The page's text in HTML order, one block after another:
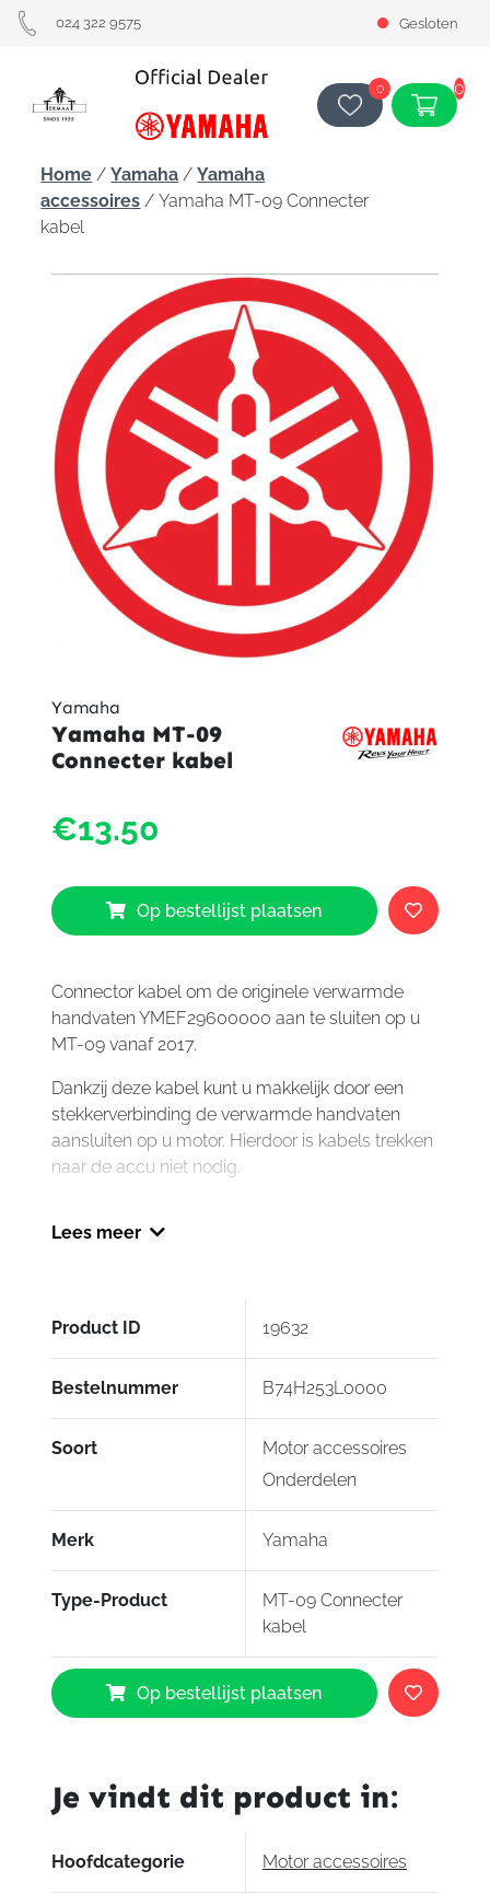
024 322 9575 Gesloten
0 0
Home /Yamaha /Yamaha
accessoires / Yamaha MT-09 Connecter
kabel
Yamaha
Yamaha MT-09
Connecter kabel
€13.50
Op bestellijst plaatsen
Connector kabel om de originele verwarmde
handvaten YMEF29600000 aan te sluiten op u
MT-09 vanaf 2017.
Dankzij deze kabel kunt u makkelijk door een
stekkerverbinding de verwarmde handvaten
aansluiten op u motor. Hierdoor is kabels trekken
naar de accu niet nodig.
Lees meer
Product ID 19632
Bestelnummer B74H253L0000
Soort
Motor accessoires
Onderdelen
Merk Yamaha
Type-Product
MT-09 Connecter
kabel
Yamaha
MT-
09
aantal
Op bestellijst plaatsen
Je vindt dit product in:
Hoofdcategorie Motor accessoires